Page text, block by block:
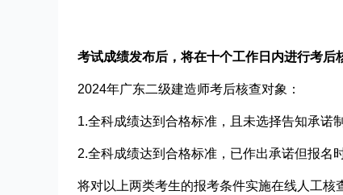
考试成绩发布后，将在十个工作日内进行考
2024年广东二级建造师考后核查对象：
1.全科成绩达到合格标准，且未选择告知承诺
2.全科成绩达到合格标准，已作出承诺但报名
将对以上两类考生的报考条件实施在线人工核